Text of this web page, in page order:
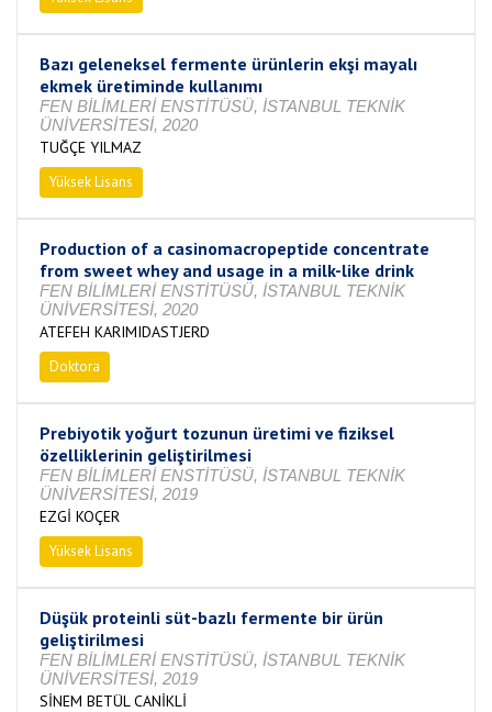
Bazı geleneksel fermente ürünlerin ekşi mayalı
ekmek üretiminde kullanımı
FEN BİLİMLERİ ENSTİTÜSÜ, İSTANBUL TEKNİK
ÜNİVERSİTESİ, 2020
TUĞÇE YILMAZ
Yüksek Lisans
Production of a casinomacropeptide concentrate
from sweet whey and usage in a milk-like drink
FEN BİLİMLERİ ENSTİTÜSÜ, İSTANBUL TEKNİK
ÜNİVERSİTESİ, 2020
ATEFEH KARIMIDASTJERD
Doktora
Prebiyotik yoğurt tozunun üretimi ve fiziksel
özelliklerinin geliştirilmesi
FEN BİLİMLERİ ENSTİTÜSÜ, İSTANBUL TEKNİK
ÜNİVERSİTESİ, 2019
EZGİ KOÇER
Yüksek Lisans
Düşük proteinli süt-bazlı fermente bir ürün
geliştirilmesi
FEN BİLİMLERİ ENSTİTÜSÜ, İSTANBUL TEKNİK
ÜNİVERSİTESİ, 2019
SİNEM BETÜL CANİKLİ